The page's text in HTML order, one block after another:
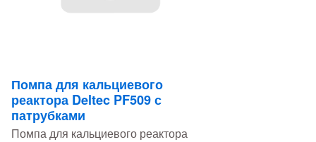
Помпа для кальциевого
реактора Deltec PF509 с
патрубками
Помпа для кальциевого реактора